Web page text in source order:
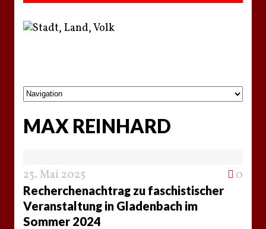
MAX REINHARD
23. Mai 2025 0
Recherchenachtrag zu faschistischer
Veranstaltung in Gladenbach im
Sommer 2024